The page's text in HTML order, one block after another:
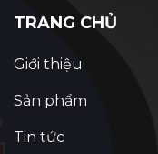
TRANG CHỦ
Giới thiệu
Sản phẩm
Tin tức